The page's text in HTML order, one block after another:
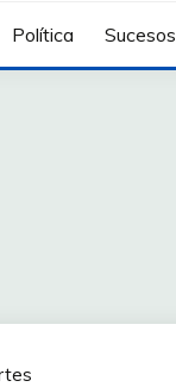
Política Sucesos